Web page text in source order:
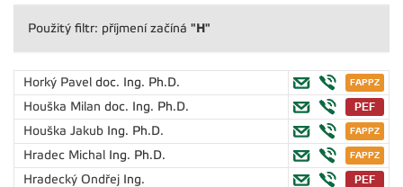
Použitý filtr: příjmení začíná "H"
Horký Pavel doc. Ing. Ph.D.
Houška Milan doc. Ing. Ph.D.
Houška Jakub Ing. Ph.D.
Hradec Michal Ing. Ph.D.
Hradecký Ondřej Ing.